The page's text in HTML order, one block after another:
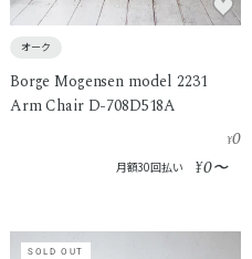
オーク
Borge Mogensen model 2231
Arm Chair D-708D518A
¥0
月額30回払い ¥0〜
SOLD OUT